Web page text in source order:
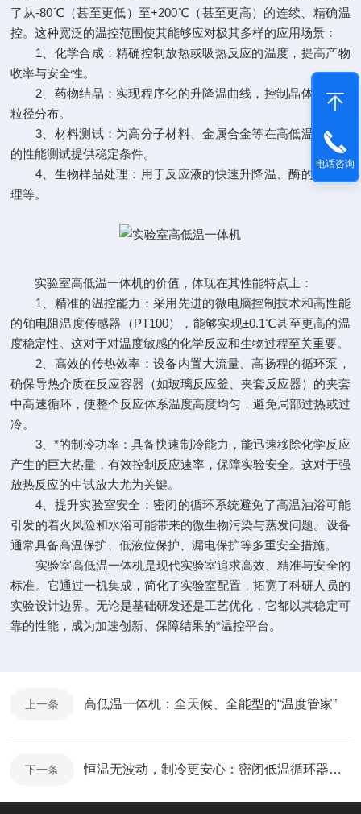
了从-80℃（甚至更低）至+200℃（甚至更高）的连续、精确温
控。这种宽泛的温控范围使其能够应对极其多样的应用场景：
1、化学合成：精确控制放热或吸热反应的温度，提高产物
收率与安全性。
2、药物结晶：实现程序化的升降温曲线，控制晶体形态与
粒径分布。
3、材料测试：为高分子材料、金属合金等在高低温环境下
的性能测试提供稳定条件。
4、生物样品处理：用于反应液的快速升降温、酶的失活处
理等。
实验室高低温一体机的价值，体现在其性能特点上：
1、精准的温控能力：采用先进的微电脑控制技术和高性能
的铂电阻温度传感器（PT100），能够实现±0.1℃甚至更高的温
度稳定性。这对于对温度敏感的化学反应和生物过程至关重要。
2、高效的传热效率：设备内置大流量、高扬程的循环泵，
确保导热介质在反应容器（如玻璃反应釜、夹套反应器）的夹套
中高速循环，使整个反应体系温度高度均匀，避免局部过热或过
冷。
3、*的制冷功率：具备快速制冷能力，能迅速移除化学反应
产生的巨大热量，有效控制反应速率，保障实验安全。这对于强
放热反应的中试放大尤为关键。
4、提升实验室安全：密闭的循环系统避免了高温油浴可能
引发的着火风险和水浴可能带来的微生物污染与蒸发问题。设备
通常具备高温保护、低液位保护、漏电保护等多重安全措施。
实验室高低温一体机是现代实验室追求高效、精准与安全的
标准。它通过一机集成，简化了实验室配置，拓宽了科研人员的
实验设计边界。无论是基础研发还是工艺优化，它都以其稳定可
靠的性能，成为加速创新、保障结果的*温控平台。
上一条 高低温一体机：全天候、全能型的“温度管家”
下一条 恒温无波动，制冷更安心：密闭低温循环器，守护实验每一步
电话咨询